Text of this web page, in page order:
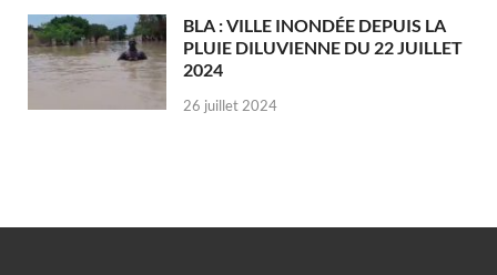
BLA : VILLE INONDÉE DEPUIS LA
PLUIE DILUVIENNE DU 22 JUILLET
2024
26 juillet 2024